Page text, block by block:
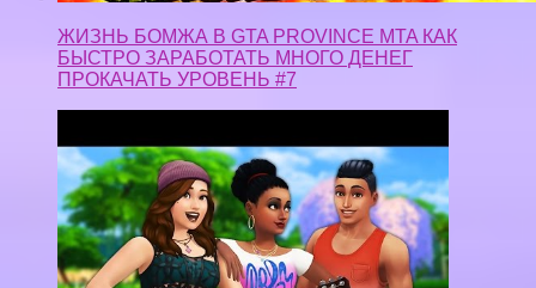
ЖИЗНЬ БОМЖА В GTA PROVINCE MTA КАК
БЫСТРО ЗАРАБОТАТЬ МНОГО ДЕНЕГ
ПРОКАЧАТЬ УРОВЕНЬ #7